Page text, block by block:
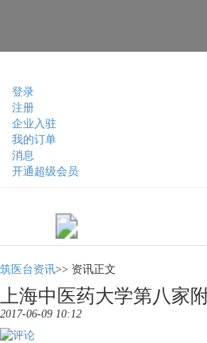
登录
注册
企业入驻
我的订单
消息
开通超级会员
筑医台资讯>> 资讯正文
上海中医药大学第八家
2017-06-09 10:12